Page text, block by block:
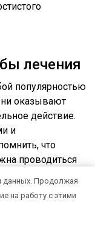
лечения
популярностью
оказывают
действие.
и
что
проводиться
здоровью.
данных. Продолжая
на работу с этими